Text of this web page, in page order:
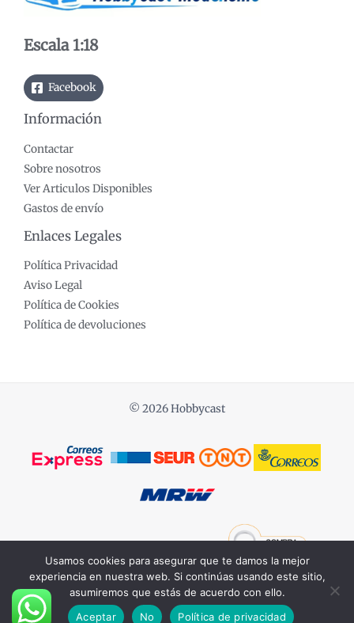
Escala 1:18
Facebook
Información
Contactar
Sobre nosotros
Ver Articulos Disponibles
Gastos de envío
Enlaces Legales
Política Privacidad
Aviso Legal
Política de Cookies
Política de devoluciones
© 2026 Hobbycast
Usamos cookies para asegurar que te damos la mejor
experiencia en nuestra web. Si continúas usando este sitio,
asumiremos que estás de acuerdo con ello.
Aceptar
No Política de privacidad